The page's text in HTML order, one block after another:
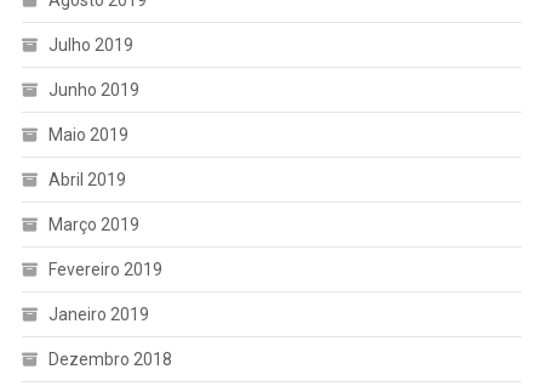
Julho 2019
Junho 2019
Maio 2019
Abril 2019
Março 2019
Fevereiro 2019
Janeiro 2019
Dezembro 2018